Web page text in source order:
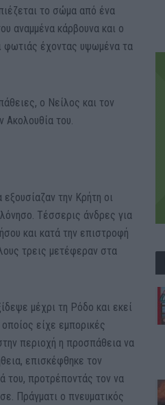
το σώμα από ένα
αναμμένα κάρβουνα και ο
φωτιάς έχοντας υψωμένα τα
ο Νείλος και τον
Ακολουθία του.
την Κρήτη οι
Τέσσερις άνδρες για
και κατά την επιστροφή
τρεις μετέφεραν στα
μέχρι τη Ρόδο και εκεί
είχε εμπορικές
περιοχή η προσπάθεια να
επισκέφθηκε τον
του, προτρέποντάς τον να
Πράγματι ο πνευματικός